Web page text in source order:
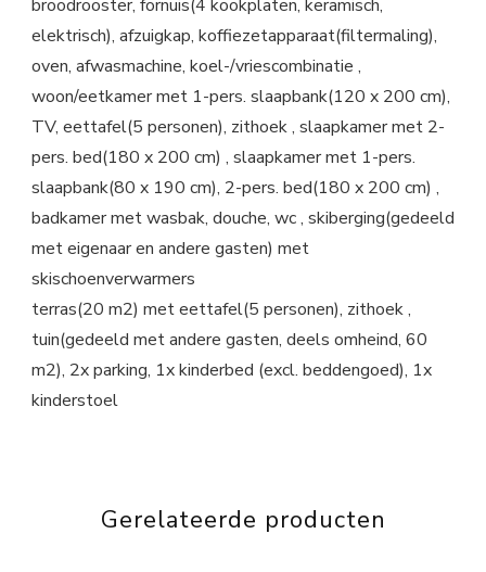
broodrooster, fornuis(4 kookplaten, keramisch,
elektrisch), afzuigkap, koffiezetapparaat(filtermaling),
oven, afwasmachine, koel-/vriescombinatie ,
woon/eetkamer met 1-pers. slaapbank(120 x 200 cm),
TV, eettafel(5 personen), zithoek , slaapkamer met 2-
pers. bed(180 x 200 cm) , slaapkamer met 1-pers.
slaapbank(80 x 190 cm), 2-pers. bed(180 x 200 cm) ,
badkamer met wasbak, douche, wc , skiberging(gedeeld
met eigenaar en andere gasten) met
skischoenverwarmers
terras(20 m2) met eettafel(5 personen), zithoek ,
tuin(gedeeld met andere gasten, deels omheind, 60
m2), 2x parking, 1x kinderbed (excl. beddengoed), 1x
kinderstoel
Gerelateerde producten